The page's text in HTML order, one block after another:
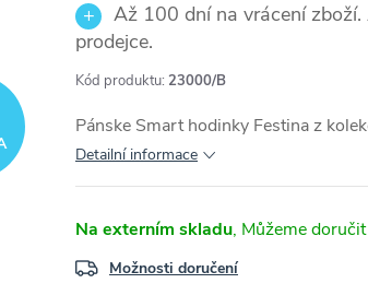
Až 100 dní na vrácení
prodejce.
Kód produktu: 23000/B
Pánske Smart hodinky Festina z
Detailní informace
Na externím skladu
Možnosti doručení